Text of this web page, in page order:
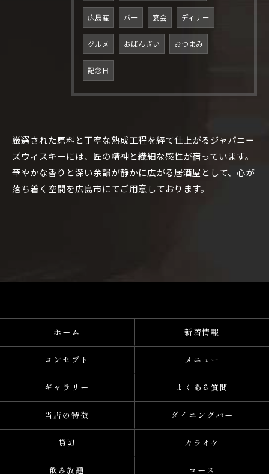
広島産 バー 宴会 ディナー
グルメ おばんざい おつまみ
記念日
厳選された原料と丁寧な熟成工程を経て仕上がるジャパニー
ズウィスキーには、匠の精神と繊細な感性が宿っています。
華やかな香りと深い余韻が静かに広がる居酒屋として、心が
落ち着く空間を広島市にてご用意しております。
ホーム 新着情報
コンセプト メニュー
ギャラリー よくある質問
当店の特徴 ダイニングバー
貸切 カラオケ
飲み放題 コース
ご予約はこちら